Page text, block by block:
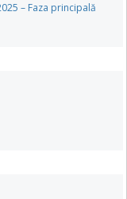
– Faza principală